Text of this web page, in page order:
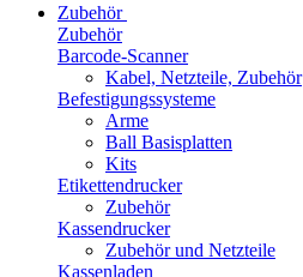
Zubehör
Zubehör
Barcode-Scanner
Kabel, Netzteile, Zubehör
Befestigungssysteme
Arme
Ball Basisplatten
Kits
Etikettendrucker
Zubehör
Kassendrucker
Zubehör und Netzteile
Kassenladen